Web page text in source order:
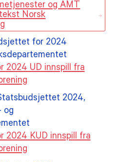
og AMT
Norsk
for 2024
2024 UD innspill fra
2024,
og
2024 KUD innspill fra